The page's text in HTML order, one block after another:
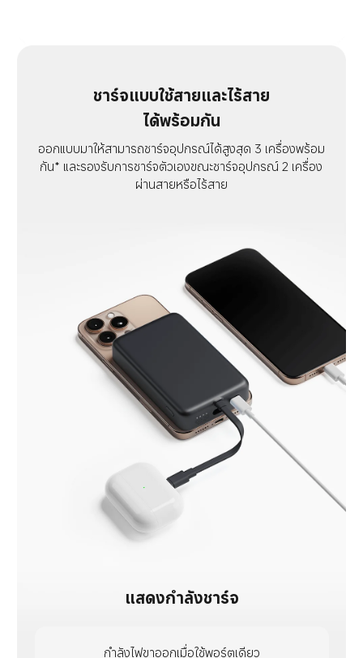
ชาร์จแบบใช้สายและไร้สาย
ได้พร้อมกัน
ออกแบบมาให้สามารถชาร์จอุปกรณ์ได้สูงสุด 3 เครื่องพร้อม
กัน* และรองรับการชาร์จตัวเองขณะชาร์จอุปกรณ์ 2 เครื่อง
ผ่านสายหรือไร้สาย
แสดงกำลังชาร์จ
กำลังไฟขาออกเมื่อใช้พอร์ตเดียว